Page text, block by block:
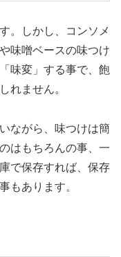
。しかし、コンソメ
味噌ベースの味つけ
味変」する事で、飽
れません。
ながら、味つけは簡
はもちろんの事、一
で保存すれば、保存
もあります。